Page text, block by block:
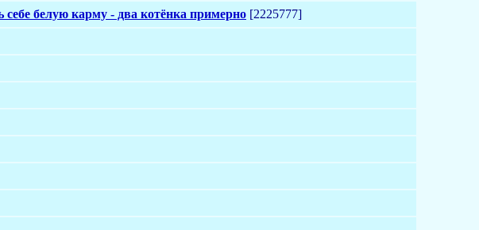
белую карму - два котёнка примерно [2225777]